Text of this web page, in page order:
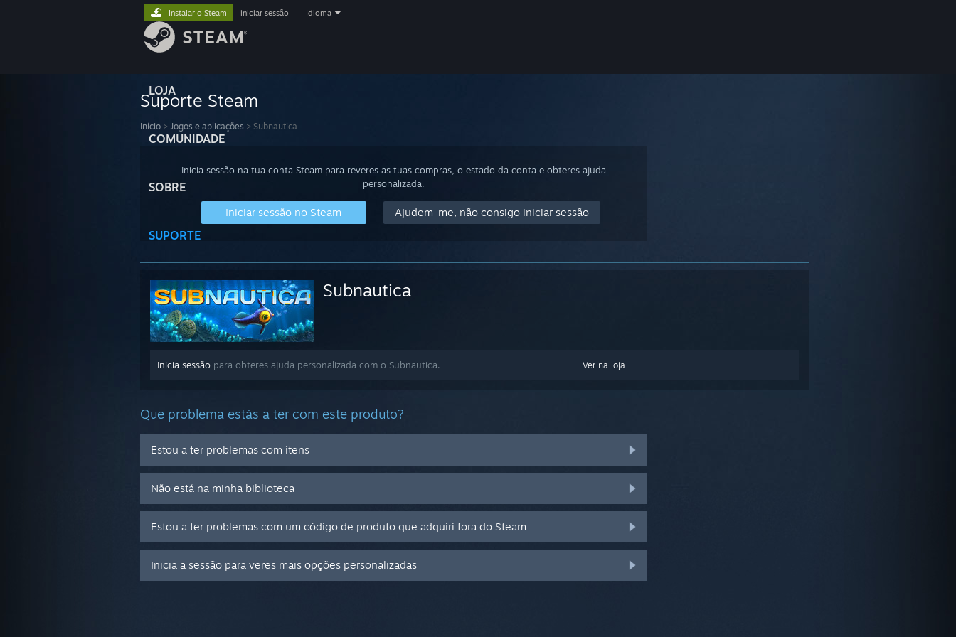
LOJA
COMUNIDADE
SOBRE
SUPORTE
Instalar o Steam iniciar sessão Idioma
Suporte Steam
Início > Jogos e aplicações > Subnautica
Inicia sessão na tua conta Steam para reveres as tuas compras, o estado da conta e obteres ajuda
personalizada.
Iniciar sessão no Steam Ajudem-me, não consigo iniciar sessão
Subnautica
Ver na loja
Inicia sessão para obteres ajuda personalizada com o Subnautica.
Que problema estás a ter com este produto?
Estou a ter problemas com itens
Não está na minha biblioteca
Estou a ter problemas com um código de produto que adquiri fora do Steam
Inicia a sessão para veres mais opções personalizadas